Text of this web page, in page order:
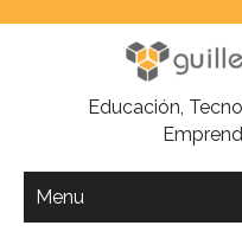
Educación,
Menu